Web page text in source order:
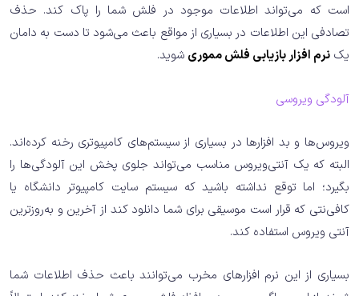
است که می‌تواند اطلاعات موجود در فلش شما را پاک کند. حذف
تصادفی این اطلاعات در بسیاری از مواقع باعث می‌شود تا دست به دامان
یک نرم افزار بازیابی فلش مموری شوید.
آلودگی ویروسی
ویروس‌ها و بد افزارها در بسیاری از سیستم‌های کامپیوتری رخنه کرده‌اند.
البته که یک آنتی‌ویروس مناسب می‌تواند جلوی پخش این آلودگی‌ها را
بگیرد؛ اما توقع نداشته باشید که سیستم سایت کامپیوتر دانشگاه یا
کافی‌نتی که قرار است موسیقی‌ برای شما دانلود کند از آخرین و به‌روزترین
آنتی ویروس استفاده کند.
بسیاری از این نرم افزارهای مخرب می‌توانند باعث حذف اطلاعات شما